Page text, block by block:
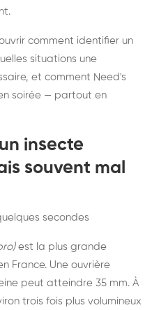
comment identifier un
situations une
et comment Need's
soirée — partout en
insecte
souvent mal
secondes
est la plus grande
France. Une ouvrière
peut atteindre 35 mm. À
trois fois plus volumineux